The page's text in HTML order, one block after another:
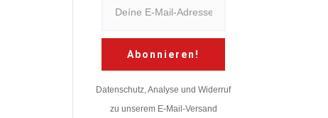
Abonnieren!
Datenschutz, Analyse und Widerruf
zu unserem E-Mail-Versand